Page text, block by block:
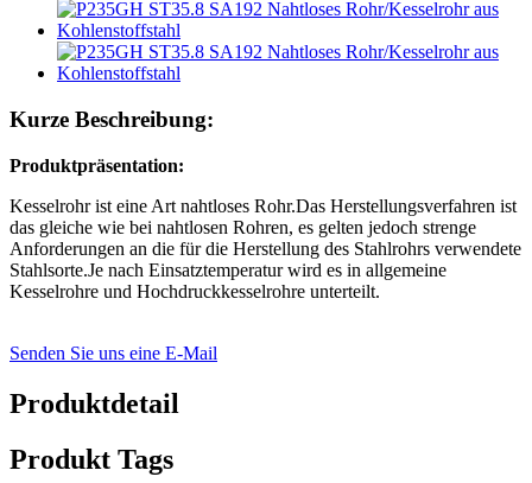
Kurze Beschreibung:
Produktpräsentation:
Kesselrohr ist eine Art nahtloses Rohr.Das Herstellungsverfahren ist
das gleiche wie bei nahtlosen Rohren, es gelten jedoch strenge
Anforderungen an die für die Herstellung des Stahlrohrs verwendete
Stahlsorte.Je nach Einsatztemperatur wird es in allgemeine
Kesselrohre und Hochdruckkesselrohre unterteilt.
Senden Sie uns eine E-Mail
Produktdetail
Produkt Tags